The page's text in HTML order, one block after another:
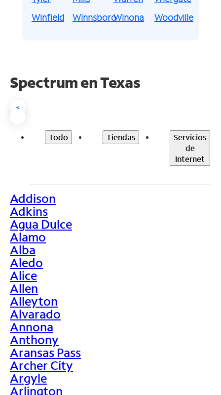
Winfield
WinnsboroWinona
Woodville
Spectrum enTexas
<
Todo Tiendas
Servicios
de
Internet
>
Addison
Adkins
Agua Dulce
Alamo
Alba
Aledo
Alice
Allen
Alleyton
Alvarado
Annona
Anthony
Aransas Pass
Archer City
Argyle
Arlington